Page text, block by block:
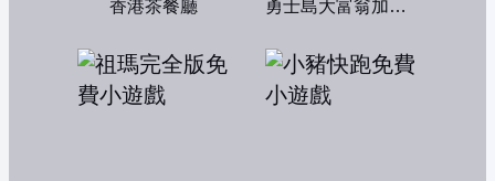
香港茶餐廳 勇士島大富翁加強版